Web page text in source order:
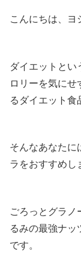
こんにちは、ヨ
ダイエットとい
ロリーを気に
るダイエット食
そんなあなたに
ラをおすすめし
ごろっとグラノ
るみの最強ナッ
です。